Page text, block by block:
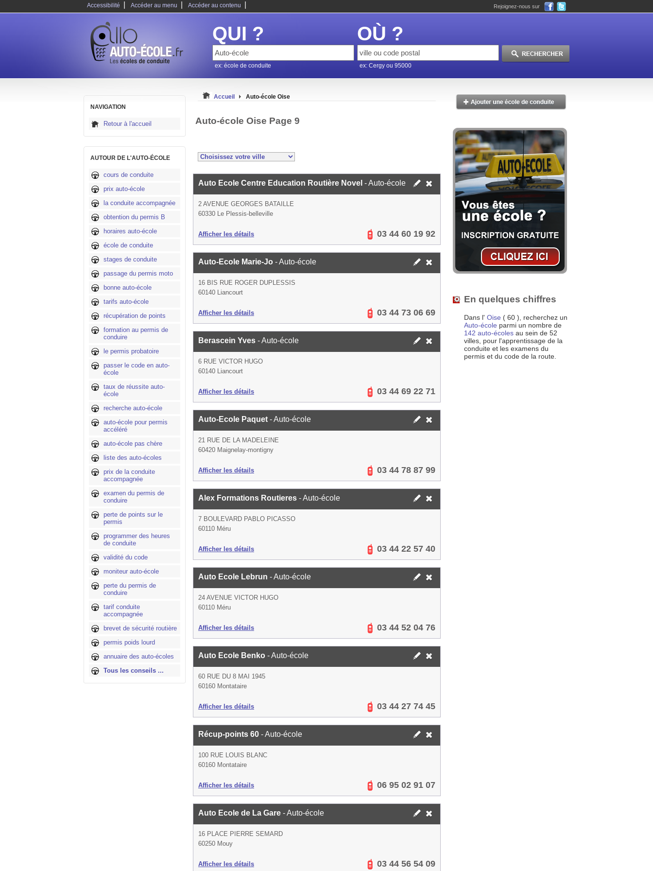
Accessibilité Accéder au menu Accéder au contenu Rejoignez-nous sur
QUI ?
ex: école de conduite
OÙ ?
ex: Cergy ou 95000
NAVIGATION
Retour à l'accueil
AUTOUR DE L'AUTO-ÉCOLE
cours de conduite
prix auto-école
la conduite accompagnée
obtention du permis B
horaires auto-école
école de conduite
stages de conduite
passage du permis moto
bonne auto-école
tarifs auto-école
récupération de points
formation au permis de
conduire
le permis probatoire
passer le code en auto-
école
taux de réussite auto-
école
recherche auto-école
auto-école pour permis
accéléré
auto-école pas chère
liste des auto-écoles
prix de la conduite
accompagnée
examen du permis de
conduire
perte de points sur le
permis
programmer des heures
de conduite
validité du code
moniteur auto-école
perte du permis de
conduire
tarif conduite
accompagnée
brevet de sécurité routière
permis poids lourd
annuaire des auto-écoles
Tous les conseils ...
Accueil Auto-école Oise
Auto-école Oise Page 9
Auto Ecole Centre Education Routière Novel - Auto-école
2 AVENUE GEORGES BATAILLE
60330 Le Plessis-belleville
Afficher les détails 03 44 60 19 92
Auto-Ecole Marie-Jo - Auto-école
16 BIS RUE ROGER DUPLESSIS
60140 Liancourt
Afficher les détails 03 44 73 06 69
Berascein Yves - Auto-école
6 RUE VICTOR HUGO
60140 Liancourt
Afficher les détails 03 44 69 22 71
Auto-Ecole Paquet - Auto-école
21 RUE DE LA MADELEINE
60420 Maignelay-montigny
Afficher les détails 03 44 78 87 99
Alex Formations Routieres - Auto-école
7 BOULEVARD PABLO PICASSO
60110 Méru
Afficher les détails 03 44 22 57 40
Auto Ecole Lebrun - Auto-école
24 AVENUE VICTOR HUGO
60110 Méru
Afficher les détails 03 44 52 04 76
Auto Ecole Benko - Auto-école
60 RUE DU 8 MAI 1945
60160 Montataire
Afficher les détails 03 44 27 74 45
Récup-points 60 - Auto-école
100 RUE LOUIS BLANC
60160 Montataire
Afficher les détails 06 95 02 91 07
Auto Ecole de La Gare - Auto-école
16 PLACE PIERRE SEMARD
60250 Mouy
Afficher les détails 03 44 56 54 09
En quelques chiffres
Dans l' Oise ( 60 ), recherchez un
Auto-école parmi un nombre de
142 auto-écoles au sein de 52
villes, pour l'apprentissage de la
conduite et les examens du
permis et du code de la route.